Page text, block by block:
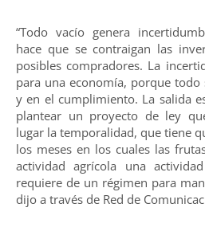
“Todo vacío genera
hace que se contraigan las
posibles compradores. La
para una economía, porque todo
y en el cumplimiento. La salida
plantear un proyecto de ley
lugar la temporalidad, que tiene
los meses en los cuales las
actividad agrícola una
requiere de un régimen para
dijo a través de Red de